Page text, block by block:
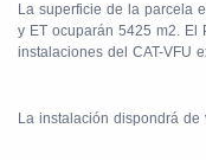
La superficie de la parcela
y ET ocuparán 5425 m2. El
instalaciones del CAT-VFU
La instalación dispondrá